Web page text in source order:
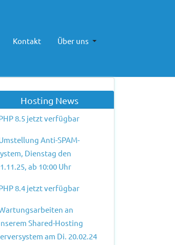
Kontakt Über uns
Hosting News
8.5 jetzt verfügbar
Anti-SPAM-
Dienstag den
ab 10:00 Uhr
8.4 jetzt verfügbar
an
Shared-Hosting
am Di. 20.02.24